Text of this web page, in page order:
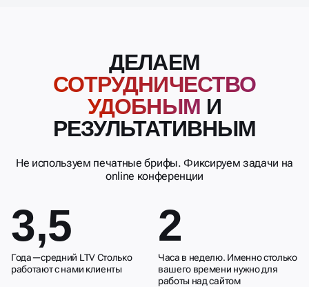
ДЕЛАЕМ
СОТРУДНИЧЕСТВО
УДОБНЫМ И
РЕЗУЛЬТАТИВНЫМ
Не используем печатные брифы. Фиксируем задачи на
online конференции
3,5
Года—средний LTV Столько
работают с нами клиенты
2
Часа в неделю. Именно столько
вашего времени нужно для
работы над сайтом